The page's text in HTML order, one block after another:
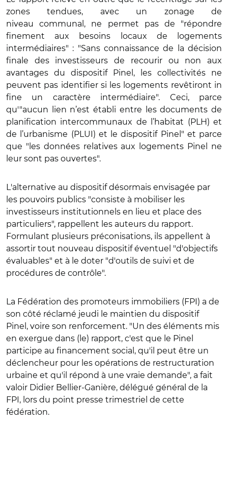
zones tendues, avec un zonage de
niveau communal, ne permet pas de "répondre
finement aux besoins locaux de logements
intermédiaires" : "Sans connaissance de la décision
finale des investisseurs de recourir ou non aux
avantages du dispositif Pinel, les collectivités ne
peuvent pas identifier si les logements revêtiront in
fine un caractère intermédiaire". Ceci, parce
qu'"aucun lien n’est établi entre les documents de
planification intercommunaux de l’habitat (PLH) et
de l’urbanisme (PLUI) et le dispositif Pinel" et parce
que "les données relatives aux logements Pinel ne
leur sont pas ouvertes".
L'alternative au dispositif désormais envisagée par
les pouvoirs publics "consiste à mobiliser les
investisseurs institutionnels en lieu et place des
particuliers", rappellent les auteurs du rapport.
Formulant plusieurs préconisations, ils appellent à
assortir tout nouveau dispositif éventuel "d'objectifs
évaluables" et à le doter "d'outils de suivi et de
procédures de contrôle".
La Fédération des promoteurs immobiliers (FPI) a de
son côté réclamé jeudi le maintien du dispositif
Pinel, voire son renforcement. "Un des éléments mis
en exergue dans (le) rapport, c'est que le Pinel
participe au financement social, qu'il peut être un
déclencheur pour les opérations de restructuration
urbaine et qu'il répond à une vraie demande", a fait
valoir Didier Bellier-Ganière, délégué général de la
FPI, lors du point presse trimestriel de cette
fédération.